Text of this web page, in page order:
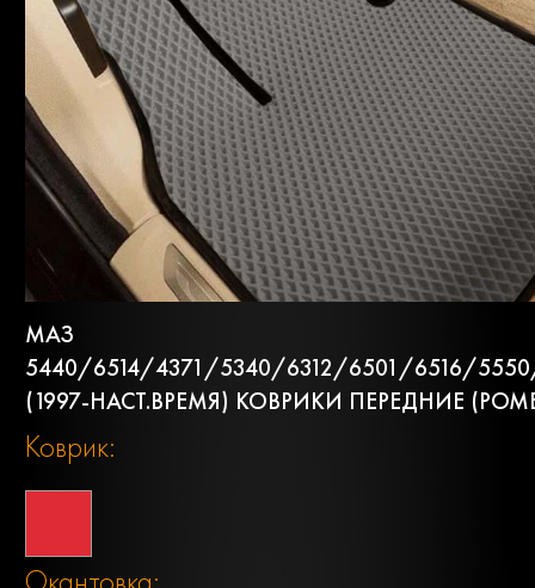
МАЗ
5440/6514/4371/5340/6312/6501/6516/
(1997-НАСТ.ВРЕМЯ) КОВРИКИ ПЕРЕДНИЕ
Коврик: